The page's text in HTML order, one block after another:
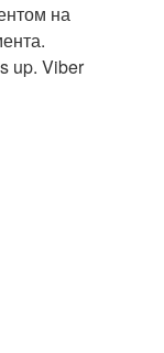
на
up. Viber